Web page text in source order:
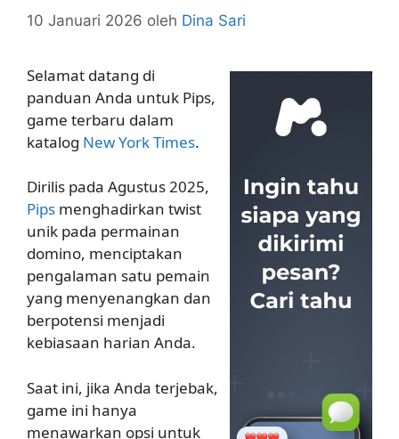
10 Januari 2026 oleh Dina Sari
Selamat datang di
panduan Anda untuk Pips,
game terbaru dalam
katalog New York Times.
Dirilis pada Agustus 2025,
Pips menghadirkan twist
unik pada permainan
domino, menciptakan
pengalaman satu pemain
yang menyenangkan dan
berpotensi menjadi
kebiasaan harian Anda.
Saat ini, jika Anda terjebak,
game ini hanya
menawarkan opsi untuk